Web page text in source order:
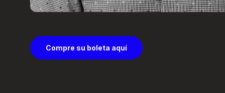
Compre su boleta aquí